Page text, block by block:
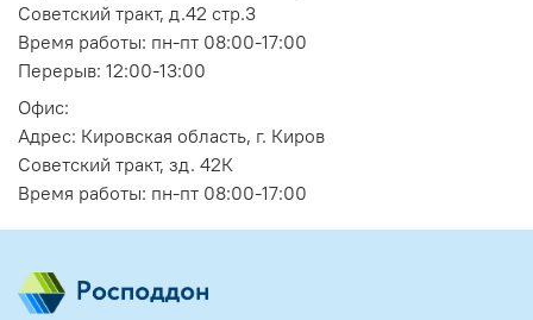
Советский тракт, д.42 стр.3
Время работы: пн-пт 08:00-17:00
Перерыв: 12:00-13:00
Офис:
Адрес: Кировская область, г. Киров
Советский тракт, зд. 42К
Время работы: пн-пт 08:00-17:00